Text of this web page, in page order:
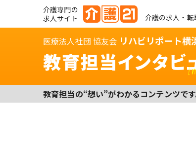
介護専門の
求人サイト
介護の求人・転
医療法人社団 協友会 リハビリポート横
教育担当インタビ
教育担当の“想い”がわかるコンテンツです